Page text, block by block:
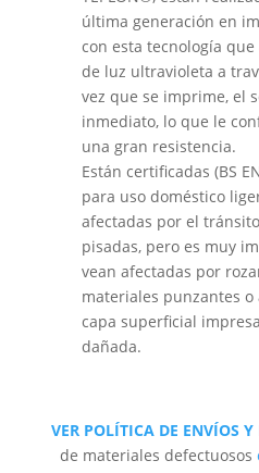
última generación en
con esta tecnología
de luz ultravioleta a
vez que se imprime, el
inmediato, lo que le
una gran resistencia.
Están certificadas (BS
para uso doméstico
afectadas por el
pisadas, pero es muy
vean afectadas por
materiales punzantes o
capa superficial
dañada.
VER POLÍTICA DE ENVÍOS
de materiales defectuosos